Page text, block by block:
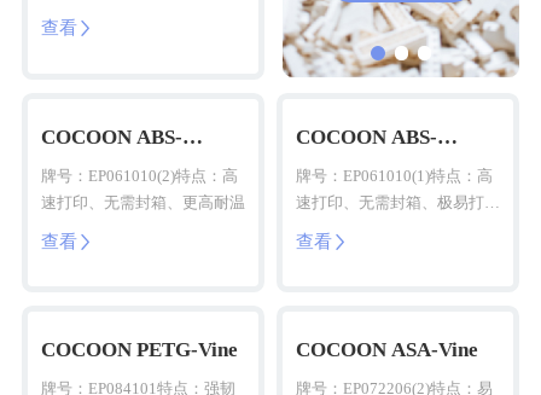
腻光滑
查看
COCOON ABS-
牌号：EP061010(2)特点：高
速打印、无需封箱、更高耐温
查看
COCOON ABS-
牌号：EP061010(1)特点：高
速打印、无需封箱、极易打
印、细腻光滑
查看 
COCOON PETG-Vine
牌号：EP084101特点：强韧
COCOON ASA-Vine
牌号：EP072206(2)特点：易